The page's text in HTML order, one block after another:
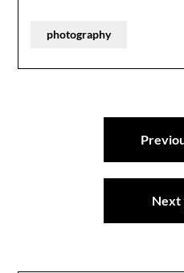
photography
Next